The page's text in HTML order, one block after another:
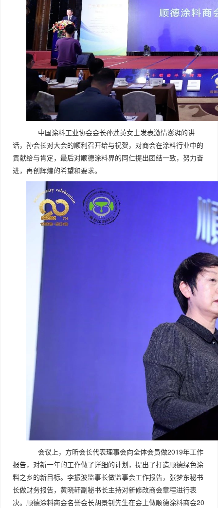
中国涂料工业协会会长孙莲英女士发表激情澎湃的讲
话，孙会长对大会的顺利召开给与祝贺，对商会在涂料行业中的
贡献给与肯定，最后对顺德涂料界的同仁提出团结一致，努力奋
进，再创辉煌的希望和要求。
会议上，方昕会长代表理事会向全体会员做2019年工作
报告，对新一年的工作做了详细的计划，提出了打造顺德绿色涂
料之乡的新目标。李振波监事长做监事会工作报告，张梦东秘书
长做财务报告，黄晓轩副秘书长主持对新修改商会章程进行表
决。顺德涂料商会名誉会长胡景钊先生在会上做顺德涂料商会20